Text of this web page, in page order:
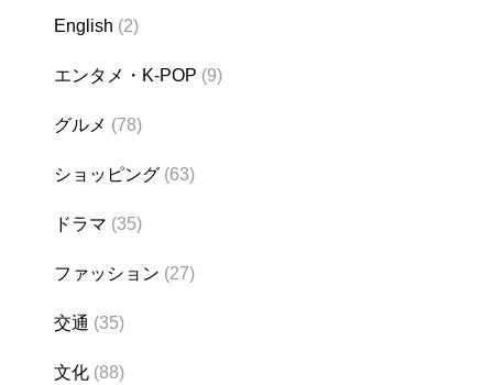
English (2)
エンタメ・K-POP (9)
グルメ (78)
ショッピング (63)
ドラマ (35)
ファッション (27)
交通 (35)
文化 (88)